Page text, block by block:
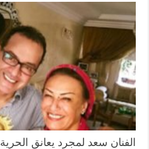
الفنان سعد لمجرد يعانق الحرية